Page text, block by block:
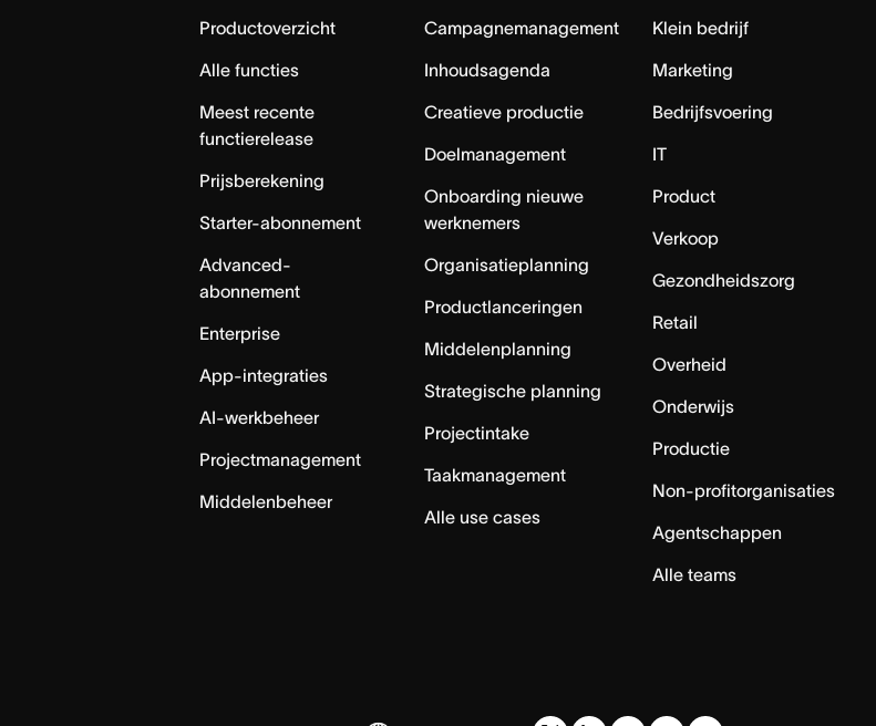
Productoverzicht
Alle functies
Meest recente
functierelease
Prijsberekening
Starter-abonnement
Advanced-
abonnement
Enterprise
App-integraties
AI-werkbeheer
Projectmanagement
Middelenbeheer
Campagnemanagement
Inhoudsagenda
Creatieve productie
Doelmanagement
Onboarding nieuwe
werknemers
Organisatieplanning
Productlanceringen
Middelenplanning
Strategische planning
Projectintake
Taakmanagement
Alle use cases
Klein bedrijf
Marketing
Bedrijfsvoering
IT
Product
Verkoop
Gezondheidszorg
Retail
Overheid
Onderwijs
Productie
Non-profitorganisaties
Agentschappen
Alle teams